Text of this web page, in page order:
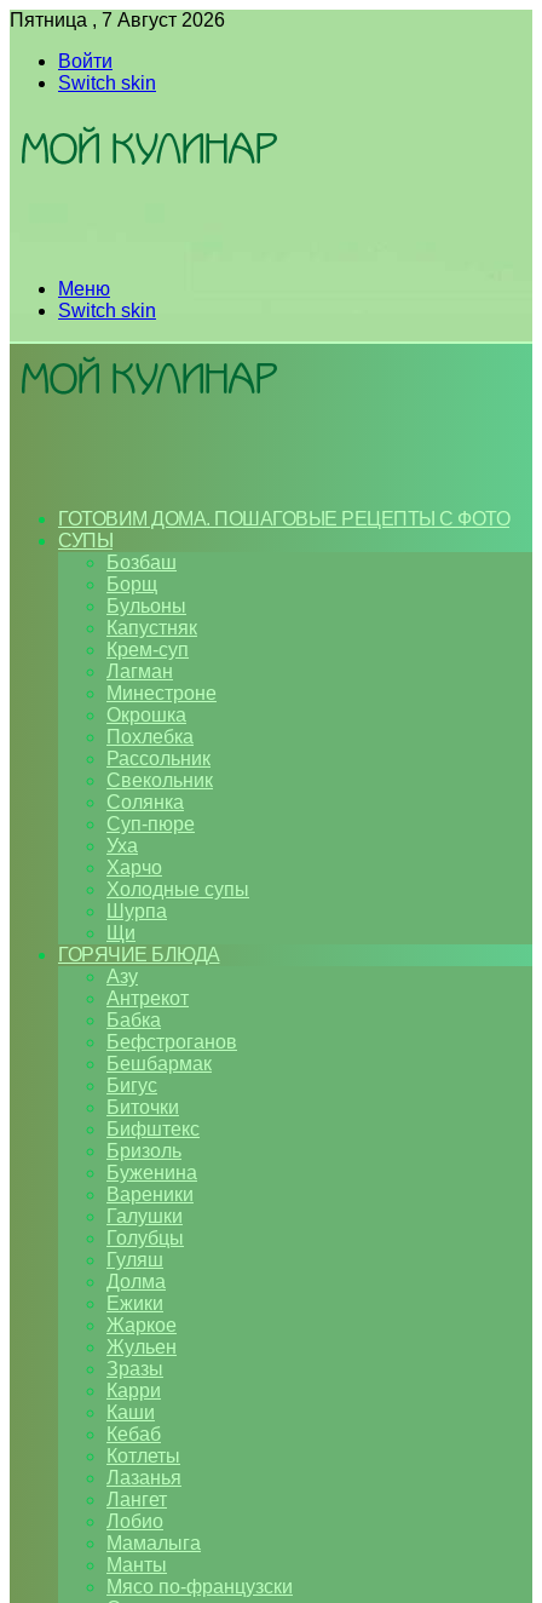
Пятница , 7 Август 2026
Войти
Switch skin
Меню
Switch skin
ГОТОВИМ ДОМА. ПОШАГОВЫЕ РЕЦЕПТЫ С ФОТО
СУПЫ
Бозбаш
Борщ
Бульоны
Капустняк
Крем-суп
Лагман
Минестроне
Окрошка
Похлебка
Рассольник
Свекольник
Солянка
Суп-пюре
Уха
Харчо
Холодные супы
Шурпа
Щи
ГОРЯЧИЕ БЛЮДА
Азу
Антрекот
Бабка
Бефстроганов
Бешбармак
Бигус
Биточки
Бифштекс
Бризоль
Буженина
Вареники
Галушки
Голубцы
Гуляш
Долма
Ежики
Жаркое
Жульен
Зразы
Карри
Каши
Кебаб
Котлеты
Лазанья
Лангет
Лобио
Мамалыга
Манты
Мясо по-французски